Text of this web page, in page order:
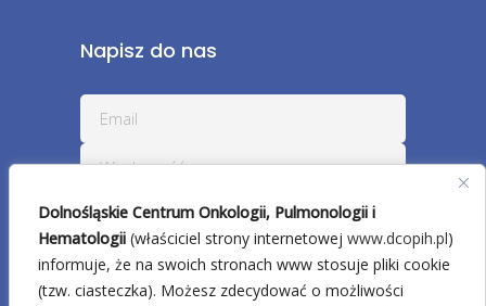
Dolnośląskie Centrum Onkologii, Pulmonologii i
Hematologii (właściciel strony internetowej www.dcopih.pl)
informuje, że na swoich stronach www stosuje pliki cookie
(tzw. ciasteczka). Możesz zdecydować o możliwości
Napisz do nas